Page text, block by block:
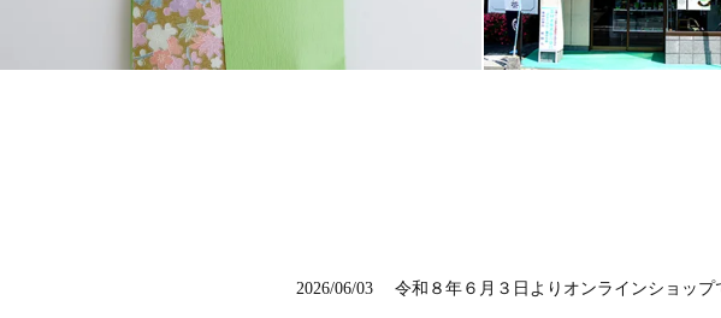
2026/06/03 令和８年６月３日よりオンラインショッ